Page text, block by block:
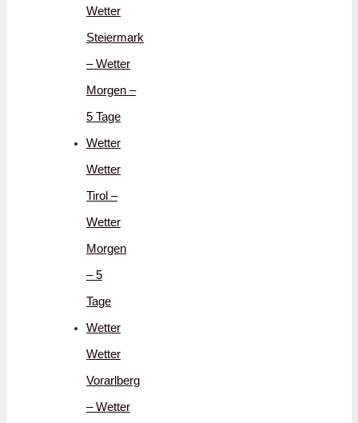
Wetter
Steiermark
– Wetter
Morgen –
5 Tage
Wetter
Wetter
Tirol –
Wetter
Morgen
– 5
Tage
Wetter
Wetter
Vorarlberg
– Wetter